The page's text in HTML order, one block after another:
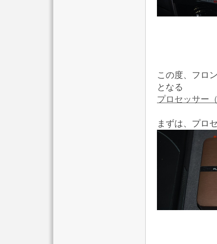
この度、フロ
となる
プロセッサー
まずは、プロ